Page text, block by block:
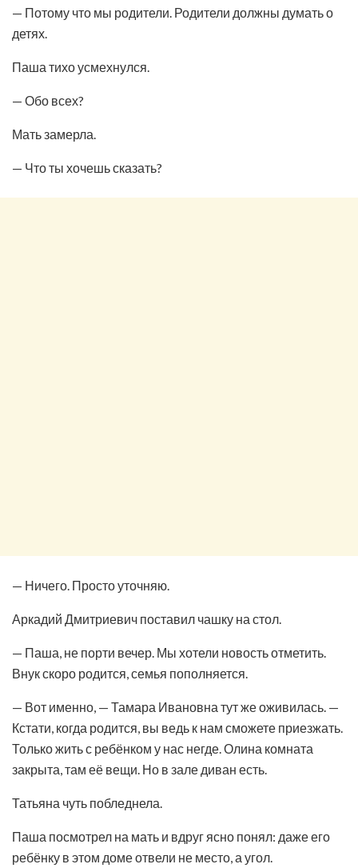
— Потому что мы родители. Родители должны думать о
детях.
Паша тихо усмехнулся.
— Обо всех?
Мать замерла.
— Что ты хочешь сказать?
— Ничего. Просто уточняю.
Аркадий Дмитриевич поставил чашку на стол.
— Паша, не порти вечер. Мы хотели новость отметить.
Внук скоро родится, семья пополняется.
— Вот именно, — Тамара Ивановна тут же оживилась. —
Кстати, когда родится, вы ведь к нам сможете приезжать.
Только жить с ребёнком у нас негде. Олина комната
закрыта, там её вещи. Но в зале диван есть.
Татьяна чуть побледнела.
Паша посмотрел на мать и вдруг ясно понял: даже его
ребёнку в этом доме отвели не место, а угол.